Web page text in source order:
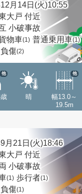
月14日(火)10:55
大戸 付近
小破事故
物車(1) 普通乗用車(1)
負傷(2)
他
晴
幅13.0～
19.5m
他
月21日(火)18:46
大戸 付近
小破事故
(1) 歩行者(1)
負傷(1)